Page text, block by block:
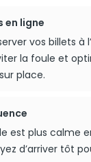
en ligne
vos billets à
la foule et
place.
est plus calme
d’arriver tôt